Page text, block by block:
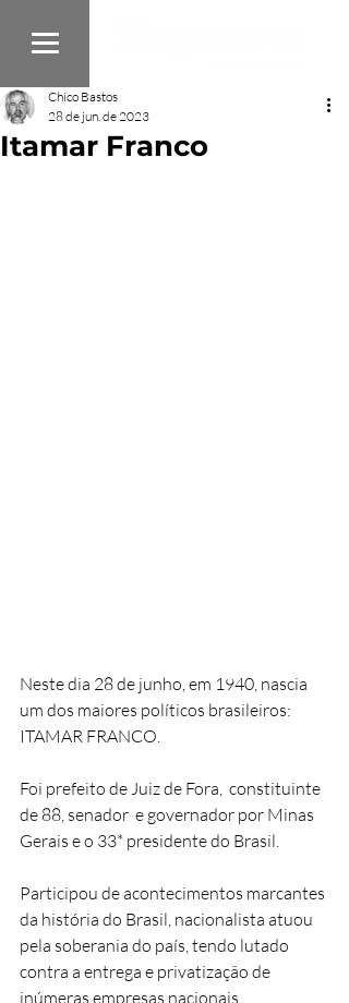
Itamar Franco
Chico Bastos
28 de jun. de 2023
Neste dia 28 de junho, em 1940, nascia
um dos maiores políticos brasileiros:
ITAMAR FRANCO.
Foi prefeito de Juiz de Fora,  constituinte
de 88, senador  e governador por Minas
Gerais e o 33* presidente do Brasil.
Participou de acontecimentos marcantes
da história do Brasil, nacionalista atuou
pela soberania do país, tendo lutado
contra a entrega e privatização de
inúmeras empresas nacionais.